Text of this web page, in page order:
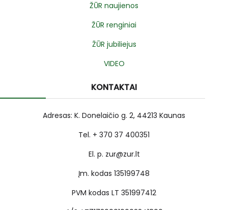
ŽŪR naujienos
ŽŪR renginiai
ŽŪR jubiliejus
VIDEO
KONTAKTAI
Adresas: K. Donelaičio g. 2, 44213 Kaunas
Tel. + 370 37 400351
El. p. zur@zur.lt
Įm. kodas 135199748
PVM kodas LT 351997412